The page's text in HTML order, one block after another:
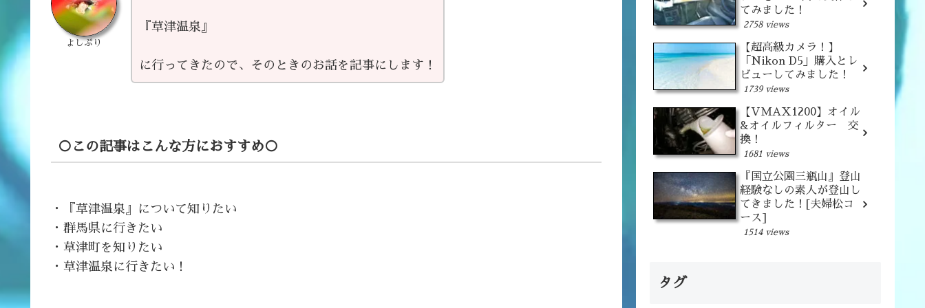
よしぷり
『草津温泉』
に行ってきたので、そのときのお話を記事にします！
○この記事はこんな方におすすめ○
・『草津温泉』について知りたい
・群馬県に行きたい
・草津町を知りたい
・草津温泉に行きたい！
てみました！
2758 views
【超高級カメラ！】
「Nikon D5」購入とレ
ビューしてみました！
1739 views
【VMAX1200】オイル
&オイルフィルター 交
換！
1681 views
『国立公園三瓶山』登山
経験なしの素人が登山し
てきました！[夫婦松コ
ース]
1514 views
タグ